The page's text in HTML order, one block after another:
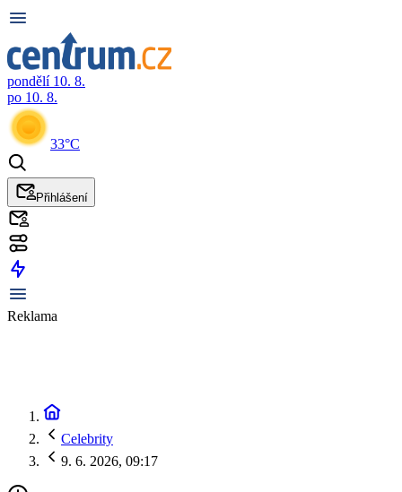
pondělí 10. 8.
po 10. 8.
33°C
Přihlášení
Reklama
Celebrity
9. 6. 2026, 09:17